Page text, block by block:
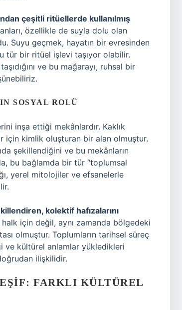
çeşitli ritüellerde kullanılmış
özellikle de suyla dolu olan
Suyu geçmek, hayatın bir evresinden
tür bir ritüel işlevi taşıyor olabilir.
ve bu mağarayı, ruhsal bir
SOSYAL ROLÜ
inşa ettiği mekânlardır. Kaklık
için kimlik oluşturan bir alan olmuştur.
şekillendiğini ve bu mekânların
bu bağlamda bir tür “toplumsal
yerel mitolojiler ve efsanelerle
kolektif hafızalarını
halk için değil, aynı zamanda bölgedeki
olmuştur. Toplumların tarihsel süreç
ve kültürel anlamlar yükledikleri
ilişkilidir.
FARKLI KÜLTÜREL